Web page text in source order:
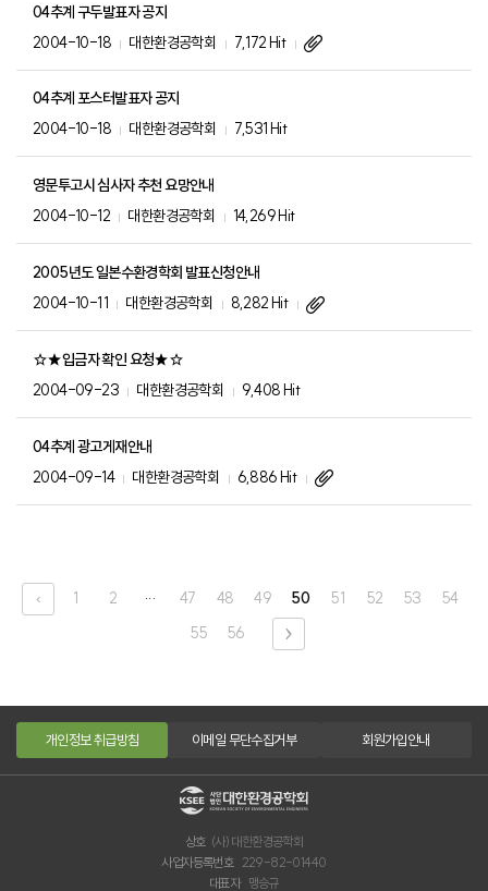
04추계 구두발표자 공지
2004-10-18
대한환경공학회 7,172 Hit
04추계 포스터발표자 공지
2004-10-18
대한환경공학회 7,531 Hit
영문투고시 심사자 추천 요망안내
2004-10-12
대한환경공학회 14,269 Hit
2005년도 일본수환경학회 발표신청안내
2004-10-11
대한환경공학회 8,282 Hit
☆★입금자 확인 요청★☆
2004-09-23
대한환경공학회 9,408 Hit
04추계 광고게재안내
2004-09-14
대한환경공학회 6,886 Hit
‹ 1 2 ... 47 48 49 50 51 52 53
54
55
56 ›
개인정보 취급방침 이메일 무단수집거부 회원가입안내
상호 (사) 대한환경공학회
사업자등록번호 229-82-01440
대표자 맹승규